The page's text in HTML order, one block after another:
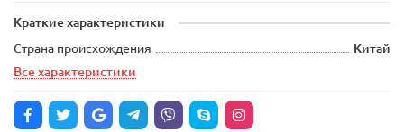
Краткие характеристики
Страна происхождения
Китай
Все характеристики